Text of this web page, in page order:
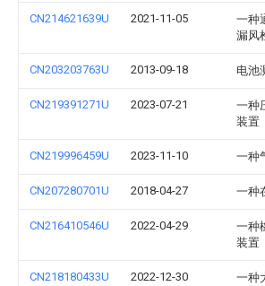
CN214621639U 2021-11-05
一种
漏风
CN203203763U 2013-09-18 电池
CN219391271U 2023-07-21
一种
装置
CN219996459U 2023-11-10 一种
CN207280701U 2018-04-27 一种
CN216410546U 2022-04-29
一种
装置
CN218180433U 2022-12-30
一种